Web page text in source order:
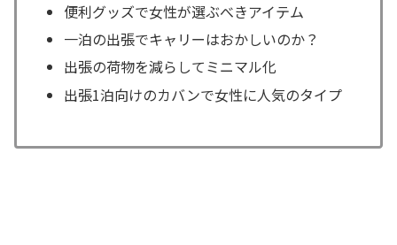
便利グッズで女性が選ぶべきアイテム
一泊の出張でキャリーはおかしいのか？
出張の荷物を減らしてミニマル化
出張1泊向けのカバンで女性に人気のタイプ